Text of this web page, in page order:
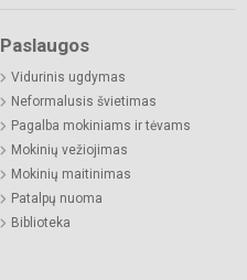
Paslaugos
Vidurinis ugdymas
Neformalusis švietimas
Pagalba mokiniams ir tėvams
Mokinių vežiojimas
Mokinių maitinimas
Patalpų nuoma
Biblioteka